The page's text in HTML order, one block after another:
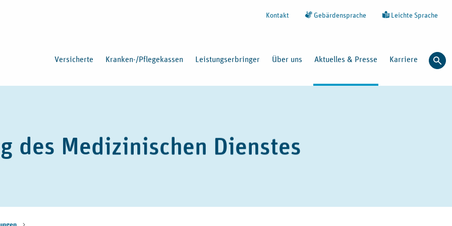
Kontakt Gebärdensprache Leichte Sprache
Versicherte Kranken-/Pflegekassen Leistungserbringer Über uns Aktuelles & Presse Karriere
des Medizinischen Dienstes